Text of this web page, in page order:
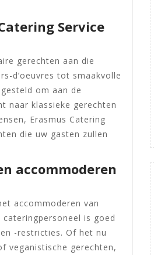
Service
gerechten aan die
d’oeuvres tot smaakvolle
om aan de
naar klassieke gerechten
Erasmus Catering
die uw gasten zullen
accommoderen
accommoderen van
is goed
-restricties. Of het nu
veganistische gerechten,